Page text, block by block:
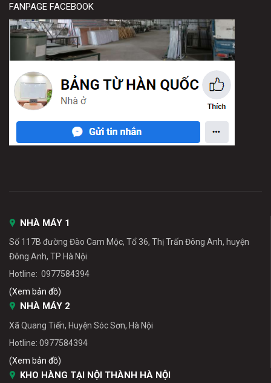
FANPAGE FACEBOOK
NHÀ MÁY 1
Số 117B đường Đào Cam Mộc, Tổ 36, Thị Trấn Đông Anh, huyện
Đông Anh, TP Hà Nội
Hotline: 0977584394
(Xem bản đồ)
NHÀ MÁY 2
Xã Quang Tiến, Huyện Sóc Sơn, Hà Nội
Hotline: 0977584394
(Xem bản đồ)
KHO HÀNG TẠI NỘI THÀNH HÀ NỘI